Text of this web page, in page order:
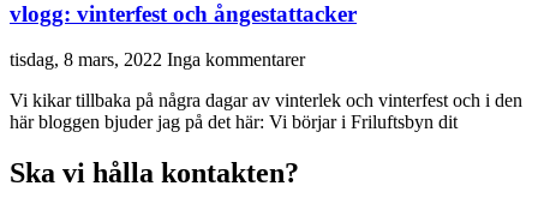
vlogg: vinterfest och ångestattacker
tisdag, 8 mars, 2022 Inga kommentarer
Vi kikar tillbaka på några dagar av vinterlek och vinterfest och i den
här bloggen bjuder jag på det här: Vi börjar i Friluftsbyn dit
Ska vi hålla kontakten?